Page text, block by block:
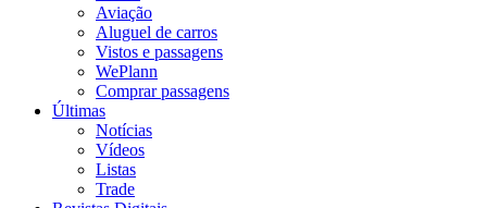
Aviação
Aluguel de carros
Vistos e passagens
WePlann
Comprar passagens
Últimas
Notícias
Vídeos
Listas
Trade